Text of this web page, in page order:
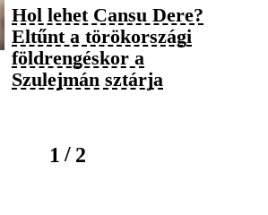
Hol lehet Cansu Dere?
Eltűnt a törökországi
földrengéskor a
Szulejmán sztárja
1 / 2